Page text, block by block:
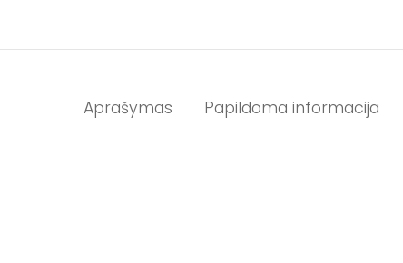
Aprašymas Papildoma informacija